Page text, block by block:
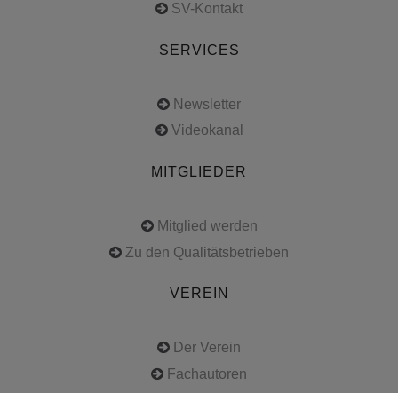
SV-Kontakt
SERVICES
Newsletter
Videokanal
MITGLIEDER
Mitglied werden
Zu den Qualitätsbetrieben
VEREIN
Der Verein
Fachautoren